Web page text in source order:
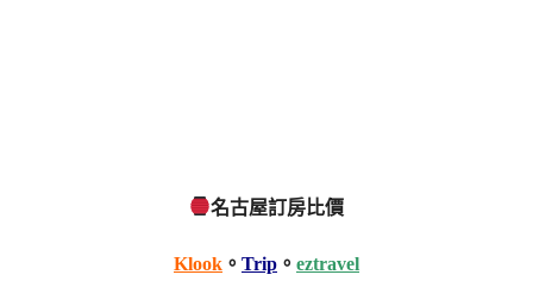
名古屋訂房比價
Klook 。 Trip 。 eztravel